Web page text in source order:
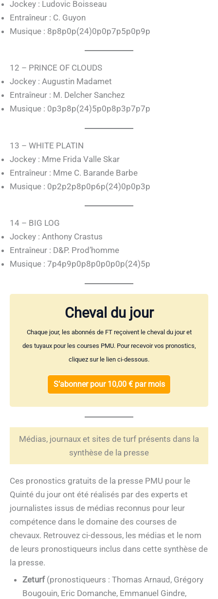
Jockey : Ludovic Boisseau
Entraîneur : C. Guyon
Musique : 8p8p0p(24)0p0p7p5p0p9p
12 – PRINCE OF CLOUDS
Jockey : Augustin Madamet
Entraîneur : M. Delcher Sanchez
Musique : 0p3p8p(24)5p0p8p3p7p7p
13 – WHITE PLATIN
Jockey : Mme Frida Valle Skar
Entraîneur : Mme C. Barande Barbe
Musique : 0p2p2p8p0p6p(24)0p0p3p
14 – BIG LOG
Jockey : Anthony Crastus
Entraîneur : D&P. Prod’homme
Musique : 7p4p9p0p8p0p0p0p(24)5p
Cheval du jour
Chaque jour, les abonnés de FT reçoivent le cheval du jour et
des tuyaux pour les courses PMU. Pour recevoir vos pronostics,
cliquez sur le lien ci-dessous.
S’abonner pour 10,00 € par mois
Médias, journaux et sites de turf présents dans la
synthèse de la presse
Ces pronostics gratuits de la presse PMU pour le
Quinté du jour ont été réalisés par des experts et
journalistes issus de médias reconnus pour leur
compétence dans le domaine des courses de
chevaux. Retrouvez ci-dessous, les médias et le nom
de leurs pronostiqueurs inclus dans cette synthèse de
la presse.
Zeturf(pronostiqueurs : Thomas Arnaud, Grégory
Bougouin, Eric Domanche, Emmanuel Gindre,